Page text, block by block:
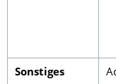
Sonstiges